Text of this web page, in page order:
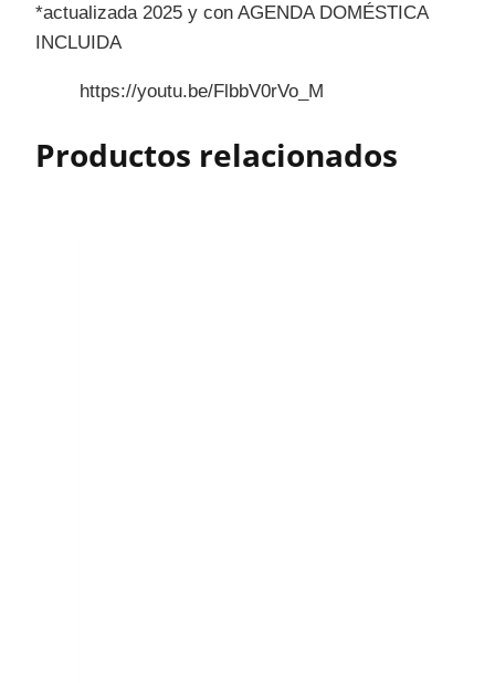
*actualizada 2025 y con AGENDA DOMÉSTICA
INCLUIDA
https://youtu.be/FlbbV0rVo_M
Productos relacionados